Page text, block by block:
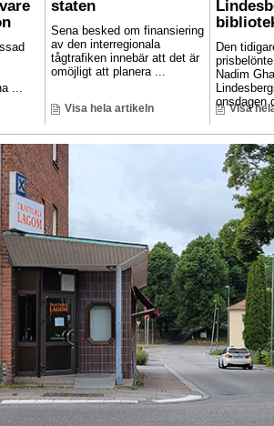
...
staten
Sena besked om finansiering
av den interregionala
tågtrafiken innebär att det är
omöjligt att planera ...
Visa hela artikeln
Den
Nadim
onsdagen
Visa